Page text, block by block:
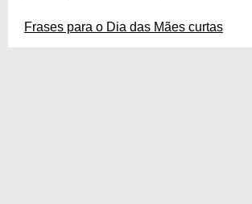
Frases para o Dia das Mães curtas